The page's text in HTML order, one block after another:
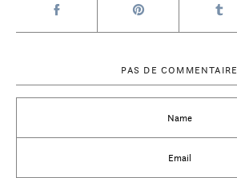
PAS DE COMMENTAIRE